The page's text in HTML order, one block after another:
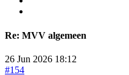
Re: MVV algemeen
26 Jun 2026 18:12
#154